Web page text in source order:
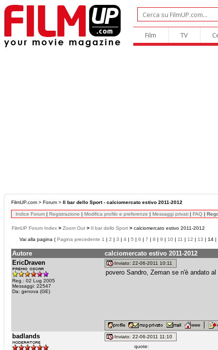
Film TV
FilmUP.com > Forum > Il bar dello Sport - calciomercato estivo 2011-2012
Indice Forum | Registrazione | Modifica profilo e preferenze | Messaggi privati | FAQ |
FilmUP Forum Index > Zoom Out > Il bar dello Sport > calciomercato estivo 2011-2012
Vai alla pagina ( Pagina precedente 1 | 2 | 3 | 4 | 5 | 6 | 7 | 8 | 9 | 10 | 11 | 12 | 13 | 14 |
Autore
calciomercato estivo 2011-2012
EricDraven
Reg.: 02 Lug 2005
Messaggi: 22547
Da: genova (GE)
Inviato: 22-06-2011 10:11
povero Sandro, Zeman se n'è andato
badlands
Inviato: 22-06-2011 11:10
quote: